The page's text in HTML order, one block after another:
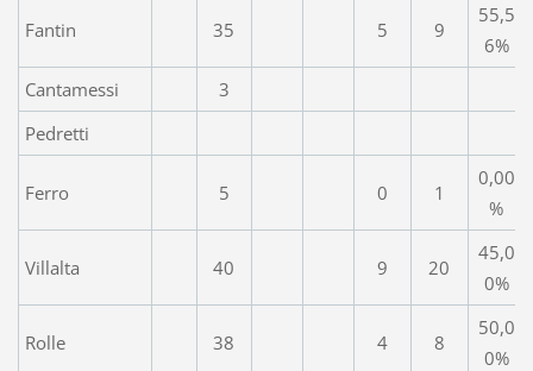
Fantin 35 5 9
55,5
6%
Cantamessi
3
Pedretti
Ferro 5 0 1
0,00
%
Villalta 40 9 20
45,0
0%
Rolle 38 4 8
50,0
0%